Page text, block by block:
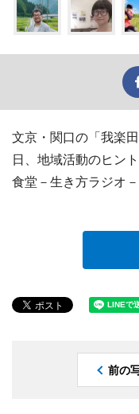
文京・関口の「我楽
日、地域活動のヒン
食堂－生き方ラジオ
前の